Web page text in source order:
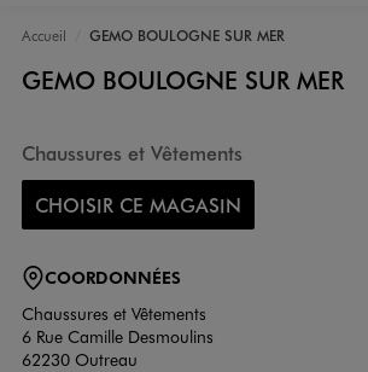
Accueil GEMO BOULOGNE SUR MER
GEMO BOULOGNE SUR MER
Chaussures et Vêtements
CHOISIR CE MAGASIN
COORDONNÉES
Chaussures et Vêtements
6 Rue Camille Desmoulins
62230 Outreau